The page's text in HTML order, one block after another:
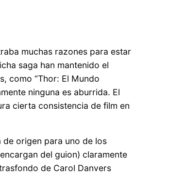
muchas razones para estar
saga han mantenido el
como “Thor: El Mundo
ninguna es aburrida. El
cierta consistencia de film en
origen para uno de los
del guion) claramente
de Carol Danvers